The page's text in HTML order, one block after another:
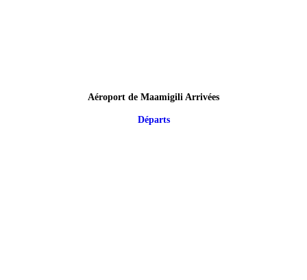
Aéroport de Maamigili Arrivées
Départs